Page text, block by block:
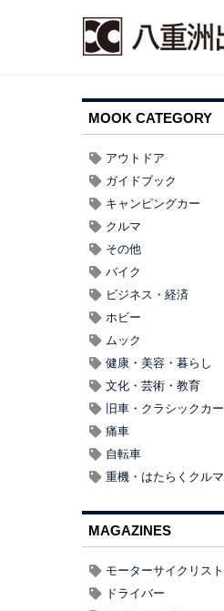
MOOK CATEGORY
アウトドア
ガイドブック
キャンピングカー
クルマ
その他
バイク
ビジネス・経済
ホビー
ムック
健康・美容・暮らし
文化・芸術・教育
旧車・クラシックカー
痛車
自転車
重機・はたらくクルマ
MAGAZINES
モーターサイクリスト
ドライバー